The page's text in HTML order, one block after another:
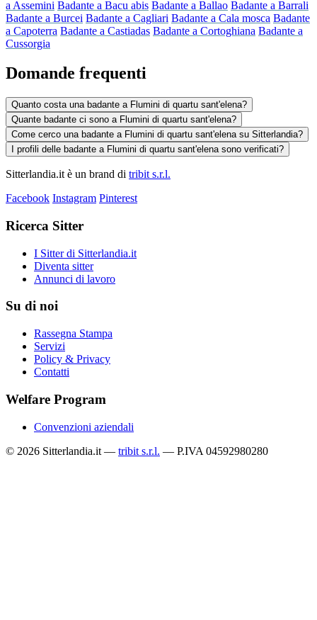
a Assemini Badante a Bacu abis Badante a Ballao Badante a Barrali
Badante a Burcei Badante a Cagliari Badante a Cala mosca Badante
a Capoterra Badante a Castiadas Badante a Cortoghiana Badante a
Cussorgia
Domande frequenti
Quanto costa una badante a Flumini di quartu sant'elena?
Quante badante ci sono a Flumini di quartu sant'elena?
Come cerco una badante a Flumini di quartu sant'elena su Sitterlandia?
I profili delle badante a Flumini di quartu sant'elena sono verificati?
Sitterlandia.it è un brand di tribit s.r.l.
Facebook Instagram Pinterest
Ricerca Sitter
I Sitter di Sitterlandia.it
Diventa sitter
Annunci di lavoro
Su di noi
Rassegna Stampa
Servizi
Policy & Privacy
Contatti
Welfare Program
Convenzioni aziendali
© 2026 Sitterlandia.it — tribit s.r.l. — P.IVA 04592980280